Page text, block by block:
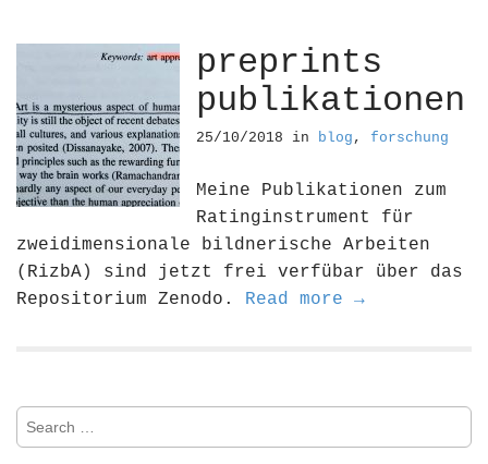
preprints
publikationen
25/10/2018 in blog , forschung
Meine Publikationen zum
Ratinginstrument für
zweidimensionale bildnerische Arbeiten
(RizbA) sind jetzt frei verfübar über das
Repositorium Zenodo. Read more →
S